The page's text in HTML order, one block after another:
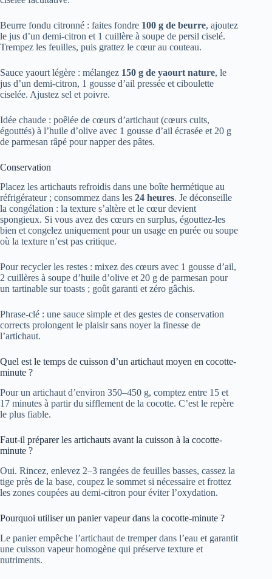
Beurre fondu citronné : faites fondre 100 g de beurre, ajoutez
le jus d’un demi-citron et 1 cuillère à soupe de persil ciselé.
Trempez les feuilles, puis grattez le cœur au couteau.
Sauce yaourt légère : mélangez 150 g de yaourt nature, le
jus d’un demi-citron, 1 gousse d’ail pressée et ciboulette
ciselée. Ajustez sel et poivre.
Idée chaude : poêlée de cœurs d’artichaut (cœurs cuits,
égouttés) à l’huile d’olive avec 1 gousse d’ail écrasée et 20 g
de parmesan râpé pour napper des pâtes.
Conservation
Placez les artichauts refroidis dans une boîte hermétique au
réfrigérateur ; consommez dans les 24 heures. Je déconseille
la congélation : la texture s’altère et le cœur devient
spongieux. Si vous avez des cœurs en surplus, égouttez-les
bien et congelez uniquement pour un usage en purée ou soupe
où la texture n’est pas critique.
Pour recycler les restes : mixez des cœurs avec 1 gousse d’ail,
2 cuillères à soupe d’huile d’olive et 20 g de parmesan pour
un tartinable sur toasts ; goût garanti et zéro gâchis.
Phrase-clé : une sauce simple et des gestes de conservation
corrects prolongent le plaisir sans noyer la finesse de
l’artichaut.
Quel est le temps de cuisson d’un artichaut moyen en cocotte-
minute ?
Pour un artichaut d’environ 350–450 g, comptez entre 15 et
17 minutes à partir du sifflement de la cocotte. C’est le repère
le plus fiable.
Faut-il préparer les artichauts avant la cuisson à la cocotte-
minute ?
Oui. Rincez, enlevez 2–3 rangées de feuilles basses, cassez la
tige près de la base, coupez le sommet si nécessaire et frottez
les zones coupées au demi-citron pour éviter l’oxydation.
Pourquoi utiliser un panier vapeur dans la cocotte-minute ?
Le panier empêche l’artichaut de tremper dans l’eau et garantit
une cuisson vapeur homogène qui préserve texture et
nutriments.